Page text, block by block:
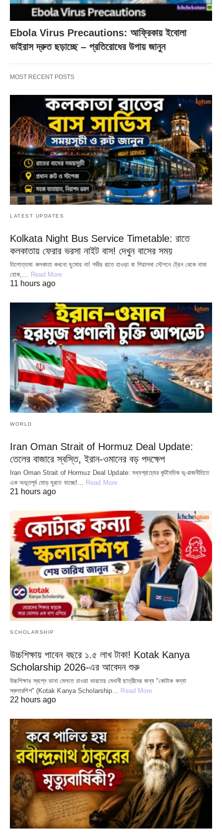
Ebola Virus Precautions: আফ্রিকায় ইবোলা
ভাইরাস দ্রুত ছড়াচ্ছে – প্রতিরোধের উপায় জানুন
MOST RECENT POSTS
LATEST UPDATES
Kolkata Night Bus Service Timetable: রাতে
কলকাতায় ফেরার ভরসা নাইট বাস! দেখুন বাসের সময়
তিলোত্তমা কলকাতা কখনো ঘুমোয় না! গভীর রাতে হাওড়া বা শিয়ালদা স্টেশনে ট্রেন থেকে নামা
হোক,… Read More
11 hours ago
WORLD
Iran Oman Strait of Hormuz Deal Update:
তেলের বাজারে স্বস্তি, ইরান-ওমানের বড় পদক্ষেপ
Iran Oman Strait of Hormuz Deal Update: মধ্যপ্রাচ্যের কূটনৈতিক ভূ-রাজনীতিতে
এক অভূতপূর্ব মোড় ঘুরতে যাচ্ছে!…
Read More
21 hours ago
SCHOLARSHIP
উচ্চশিক্ষায় পাবেন বছরে ১.৫ লাখ টাকা! Kotak Kanya
Scholarship 2026-এর আবেদন শুরু
উচ্চশিক্ষার স্বপ্নে ডানা মেলতে চাওয়া ভারতের মেধাবী ছাত্রীদের জন্য "কোটাক কন্যা
স্কলারশিপ" (Kotak Kanya Scholarship… Read More
22 hours ago